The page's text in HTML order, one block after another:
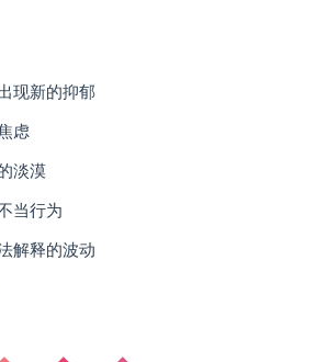
现新的抑郁
虑
淡漠
当行为
解释的波动